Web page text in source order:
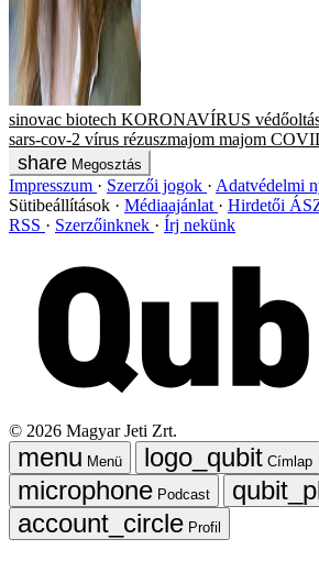
sinovac biotech KORONAVÍRUS
sars-cov-2 vírus rézuszmajom majom
Megosztás
Impresszum Szerzői jogok
Adatvédelmi
Sütibeállítások
Médiaajánlat Hirdetői
RSS
Szerzőinknek Írj nekünk
© 2026 Magyar Jeti Zrt.
Menü
Címlap
Podcast
Profil